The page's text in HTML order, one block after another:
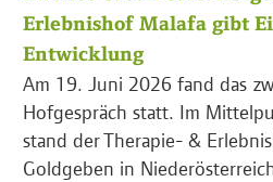
Erlebnishof Malafa gibt
Entwicklung
Am 19. Juni 2026 fand das
Hofgespräch statt. Im
stand der Therapie- &
Goldgeben in